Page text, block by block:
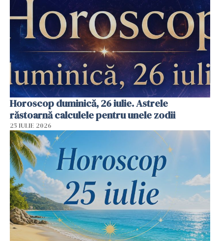
Horoscop duminică, 26 iulie. Astrele
răstoarnă calculele pentru unele zodii
25 IULIE 2026